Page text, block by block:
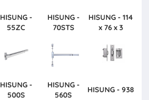
HISUNG -
55ZC
HISUNG -
70STS
HISUNG - 114
x 76 x 3
HISUNG -
500S
HISUNG -
560S
HISUNG - 938